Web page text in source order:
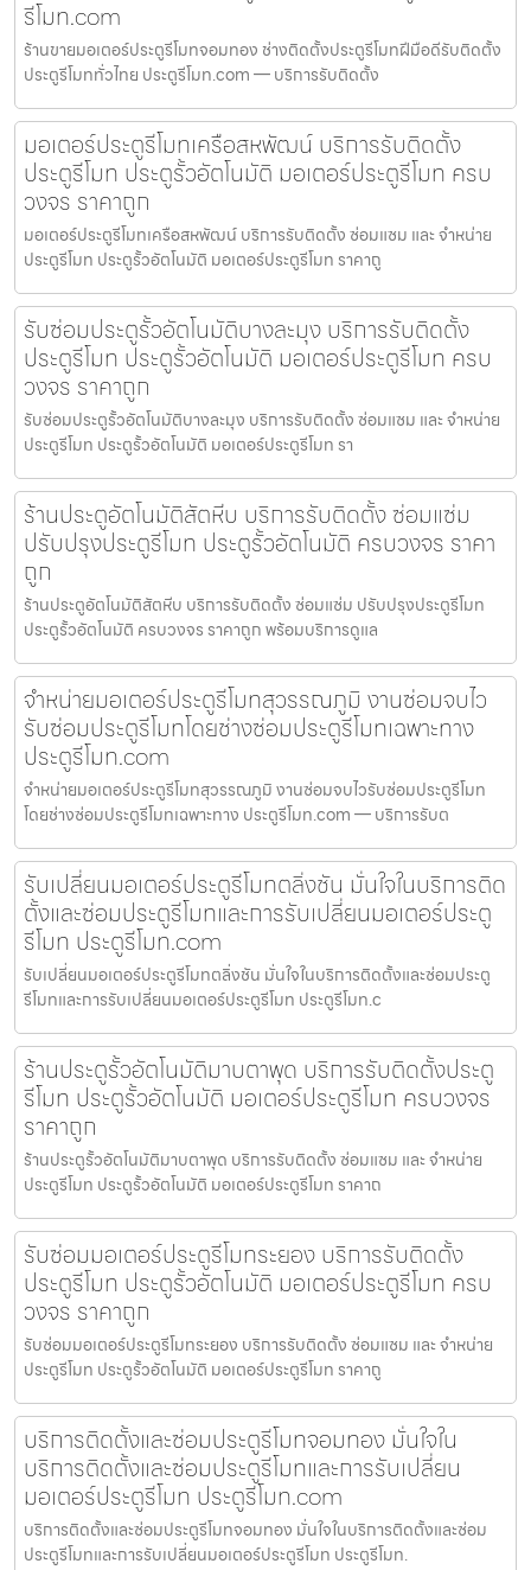
รีโมท.com
ร้านขายมอเตอร์ประตูรีโมทจอมทอง ช่างติดตั้งประตูรีโมทฝีมือดีรับติดตั้ง
ประตูรีโมททั่วไทย ประตูรีโมท.com — บริการรับติดตั้ง
มอเตอร์ประตูรีโมทเครือสหพัฒน์ บริการรับติดตั้ง
ประตูรีโมท ประตูรั้วอัตโนมัติ มอเตอร์ประตูรีโมท ครบ
วงจร ราคาถูก
มอเตอร์ประตูรีโมทเครือสหพัฒน์ บริการรับติดตั้ง ซ่อมแซม และ จำหน่าย
ประตูรีโมท ประตูรั้วอัตโนมัติ มอเตอร์ประตูรีโมท ราคาถู
รับซ่อมประตูรั้วอัตโนมัติบางละมุง บริการรับติดตั้ง
ประตูรีโมท ประตูรั้วอัตโนมัติ มอเตอร์ประตูรีโมท ครบ
วงจร ราคาถูก
รับซ่อมประตูรั้วอัตโนมัติบางละมุง บริการรับติดตั้ง ซ่อมแซม และ จำหน่าย
ประตูรีโมท ประตูรั้วอัตโนมัติ มอเตอร์ประตูรีโมท รา
ร้านประตูอัตโนมัติสัตหีบ บริการรับติดตั้ง ซ่อมแซ่ม
ปรับปรุงประตูรีโมท ประตูรั้วอัตโนมัติ ครบวงจร ราคา
ถูก
ร้านประตูอัตโนมัติสัตหีบ บริการรับติดตั้ง ซ่อมแซ่ม ปรับปรุงประตูรีโมท
ประตูรั้วอัตโนมัติ ครบวงจร ราคาถูก พร้อมบริการดูแล
จำหน่ายมอเตอร์ประตูรีโมทสุวรรณภูมิ งานซ่อมจบไว
รับซ่อมประตูรีโมทโดยช่างซ่อมประตูรีโมทเฉพาะทาง
ประตูรีโมท.com
จำหน่ายมอเตอร์ประตูรีโมทสุวรรณภูมิ งานซ่อมจบไวรับซ่อมประตูรีโมท
โดยช่างซ่อมประตูรีโมทเฉพาะทาง ประตูรีโมท.com — บริการรับต
รับเปลี่ยนมอเตอร์ประตูรีโมทตลิ่งชัน มั่นใจในบริการติด
ตั้งและซ่อมประตูรีโมทและการรับเปลี่ยนมอเตอร์ประตู
รีโมท ประตูรีโมท.com
รับเปลี่ยนมอเตอร์ประตูรีโมทตลิ่งชัน มั่นใจในบริการติดตั้งและซ่อมประตู
รีโมทและการรับเปลี่ยนมอเตอร์ประตูรีโมท ประตูรีโมท.c
ร้านประตูรั้วอัตโนมัติมาบตาพุด บริการรับติดตั้งประตู
รีโมท ประตูรั้วอัตโนมัติ มอเตอร์ประตูรีโมท ครบวงจร
ราคาถูก
ร้านประตูรั้วอัตโนมัติมาบตาพุด บริการรับติดตั้ง ซ่อมแซม และ จำหน่าย
ประตูรีโมท ประตูรั้วอัตโนมัติ มอเตอร์ประตูรีโมท ราคาถ
รับซ่อมมอเตอร์ประตูรีโมทระยอง บริการรับติดตั้ง
ประตูรีโมท ประตูรั้วอัตโนมัติ มอเตอร์ประตูรีโมท ครบ
วงจร ราคาถูก
รับซ่อมมอเตอร์ประตูรีโมทระยอง บริการรับติดตั้ง ซ่อมแซม และ จำหน่าย
ประตูรีโมท ประตูรั้วอัตโนมัติ มอเตอร์ประตูรีโมท ราคาถู
บริการติดตั้งและซ่อมประตูรีโมทจอมทอง มั่นใจใน
บริการติดตั้งและซ่อมประตูรีโมทและการรับเปลี่ยน
มอเตอร์ประตูรีโมท ประตูรีโมท.com
บริการติดตั้งและซ่อมประตูรีโมทจอมทอง มั่นใจในบริการติดตั้งและซ่อม
ประตูรีโมทและการรับเปลี่ยนมอเตอร์ประตูรีโมท ประตูรีโมท.